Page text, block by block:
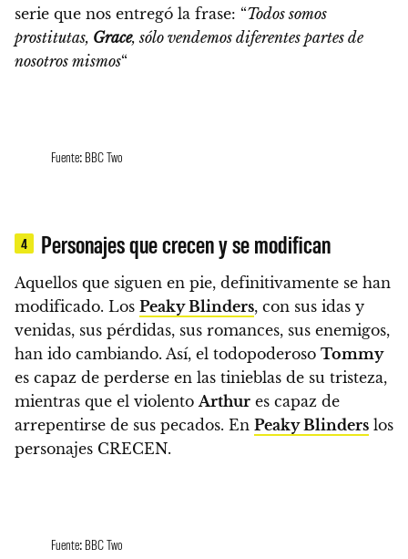
serie que nos entregó la frase: “Todos somos
prostitutas, Grace, sólo vendemos diferentes partes de
nosotros mismos“
Fuente: BBC Two
4 Personajes que crecen y se modifican
Aquellos que siguen en pie, definitivamente se han
modificado. Los Peaky Blinders, con sus idas y
venidas, sus pérdidas, sus romances, sus enemigos,
han ido cambiando. Así, el todopoderoso Tommy
es capaz de perderse en las tinieblas de su tristeza,
mientras que el violento Arthur es capaz de
arrepentirse de sus pecados. En Peaky Blinders los
personajes CRECEN.
Fuente: BBC Two